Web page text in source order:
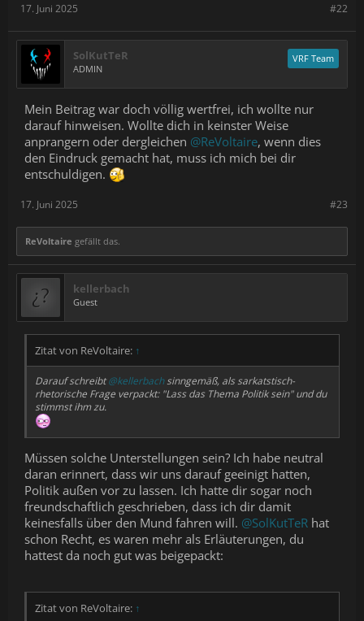
#22
17. Juni 2025
SolKutTeR
ADMIN
VRF Team
Mein Beitrag war doch völlig wertfrei, ich wollte nur
darauf hinweisen. Wollte dich in keinster Weise
anprangern oder dergleichen @ReVoltaire, wenn dies
den Eindruck gemacht hat, muss ich mich bei dir
entschuldigen.
#23
17. Juni 2025
ReVoltaire gefällt das.
kellerbach
Guest
Zitat von ReVoltaire: ↑
Darauf schreibt@kellerbachsinngemäß, als sarkatstisch-
rhetorische Frage verpackt: "Lass das Thema Politik sein"und du
stimmst ihm zu.
Müssen solche Unterstellungen sein? Ich habe neutral
daran erinnert, dass wir uns darauf geeinigt hatten,
Politik außen vor zu lassen. Ich hatte dir sogar noch
freundschaftlich geschrieben, dass ich dir damit
keinesfalls über den Mund fahren will. @SolKutTeR hat
schon Recht, es waren mehr als Erläuterungen, du
hattest da noch gut was beigepackt:
Zitat von ReVoltaire: ↑